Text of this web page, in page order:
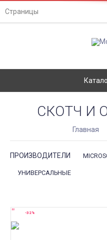
Страницы
СКОТЧ И
Главная
ПРОИЗВОДИТЕЛИ
УНИВЕРСАЛЬНЫЕ
-32%